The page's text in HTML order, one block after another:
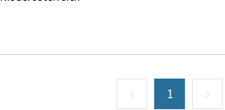
vorige Seite
Seite
1(aktuell)